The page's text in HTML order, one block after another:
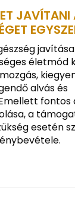
JAVÍTANI
életmód
alvás és
fontos
a
esetén